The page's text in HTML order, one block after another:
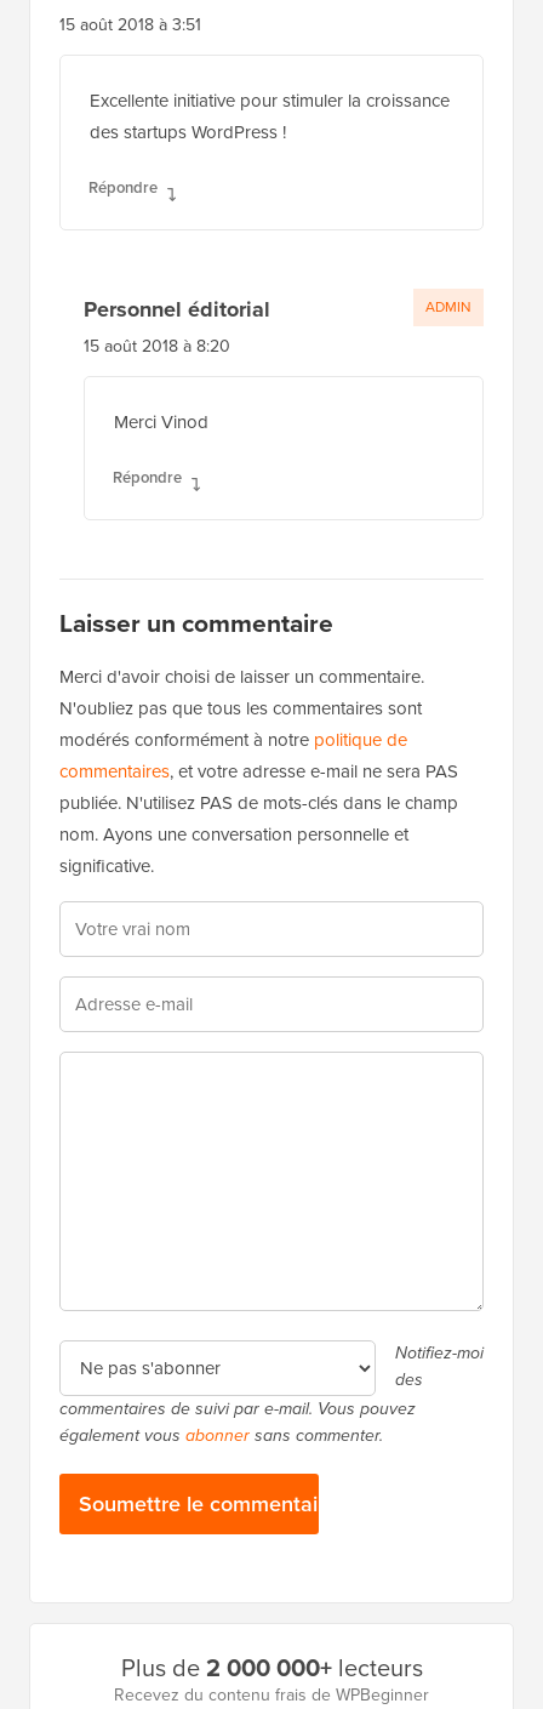
15 août 2018 à 3:51
Excellente initiative pour stimuler la croissance
des startups WordPress !
Répondre
Personnel éditorial
15 août 2018 à 8:20
Merci Vinod
Répondre
ADMIN
Laisser un commentaire
Merci d'avoir choisi de laisser un commentaire.
N'oubliez pas que tous les commentaires sont
modérés conformément à notre politique de
commentaires, et votre adresse e-mail ne sera PAS
publiée. N'utilisez PAS de mots-clés dans le champ
nom. Ayons une conversation personnelle et
significative.
Notifiez-moi
des
commentaires de suivi par e-mail. Vous pouvez
également vous abonnersans commenter.
Plus de2 000 000+lecteurs
Recevez du contenu frais de WPBeginner